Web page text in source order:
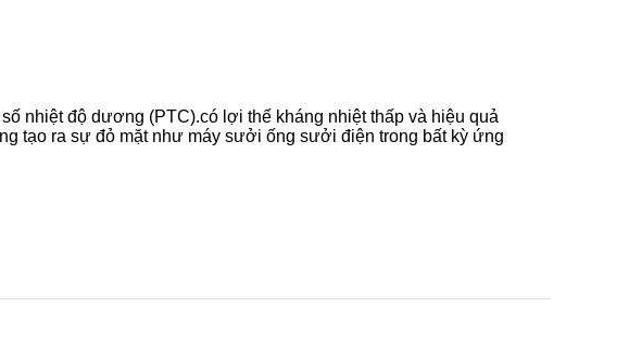
nhiệt độ dương (PTC).có lợi thế kháng nhiệt thấp và hiệu quả
tạo ra sự đỏ mặt như máy sưởi ống sưởi điện trong bất kỳ ứng